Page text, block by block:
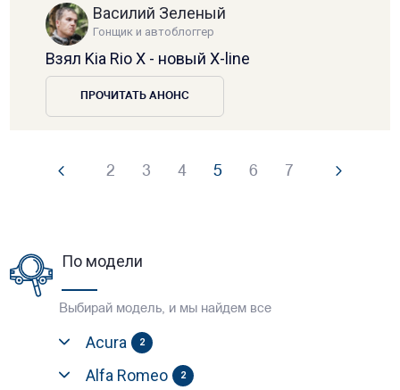
Василий Зеленый
Гонщик и автоблоггер
Взял Kia Rio X - новый X-line
ПРОЧИТАТЬ АНОНС
2 3 4 5 6 7
По модели
Выбирай модель, и мы найдем все
Acura 2
Alfa Romeo 2